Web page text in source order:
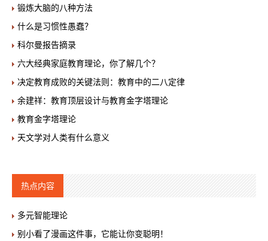
锻炼大脑的八种方法
什么是习惯性愚蠢？
科尔曼报告摘录
六大经典家庭教育理论，你了解几个？
决定教育成败的关键法则：教育中的二八定律
余建祥：教育顶层设计与教育金字塔理论
教育金字塔理论
天文学对人类有什么意义
热点内容
多元智能理论
别小看了漫画这件事，它能让你变聪明！